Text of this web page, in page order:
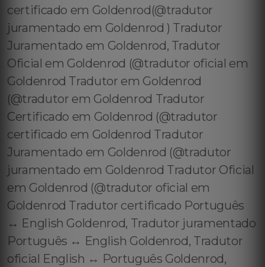
certificado em Goldenrod(@tradutor
juramentado em Goldenrod ) Tradutor
Juramentado em Goldenrod, Tradutor
Oficial em Goldenrod (@tradutor oficial em
Goldenrod Tradutor em Goldenrod
(@tradutor em Goldenrod Tradutor
Certificado em Goldenrod (@tradutor
certificado em Goldenrod Tradutor
Juramentado em Goldenrod (@tradutor
juramentado em Goldenrod Tradutor Oficial
em Goldenrod (@tradutor oficial em
Goldenrod Tradutor certificado Português
↔️ English Goldenrod, Tradutor juramentado
Português ↔️ English Goldenrod, Tradutor
oficial English ↔️ Português Goldenrod,